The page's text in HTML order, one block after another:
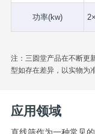
功率(kw)
注：三圆堂产品在不断更
型如存在差异，以实物为准
应用领域
直线筛作为一种常见